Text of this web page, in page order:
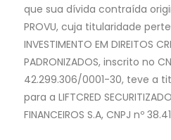
que sua dívida contraída
PROVU, cuja titularidade
INVESTIMENTO EM DIREITOS
PADRONIZADOS, inscrito no
42.299.306/0001-30, teve a
para a LIFTCRED
FINANCEIROS S.A, CNPJ nº